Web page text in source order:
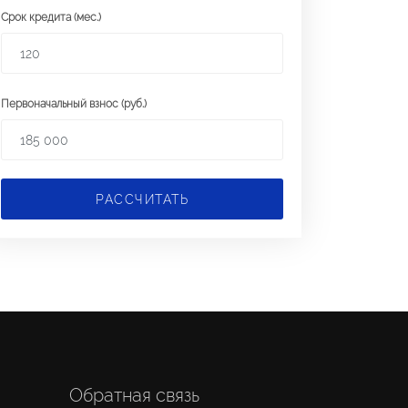
Срок кредита (мес.)
Первоначальный взнос (руб.)
РАССЧИТАТЬ
Обратная связь